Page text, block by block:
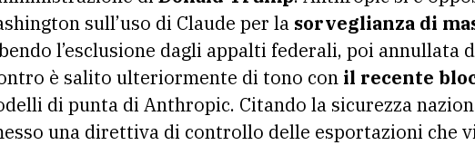
sull’uso di Claude per la sorveglianza di
l’esclusione dagli appalti federali, poi annullata
è salito ulteriormente di tono con il recente
di punta di Anthropic. Citando la sicurezza
una direttiva di controllo delle esportazioni che